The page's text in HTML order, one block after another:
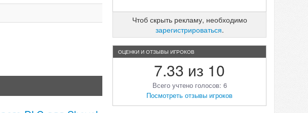
Чтоб скрыть рекламу, необходимо
зарегистрироваться.
ОЦЕНКИ И ОТЗЫВЫ ИГРОКОВ
7.33 из 10
Всего учтено голосов: 6
Посмотреть отзывы игроков